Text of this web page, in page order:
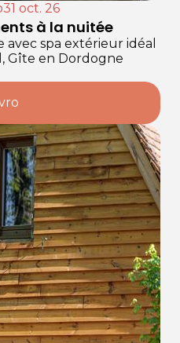
31 oct. 26
à la nuitée
avec spa extérieur idéal
Gîte en Dordogne